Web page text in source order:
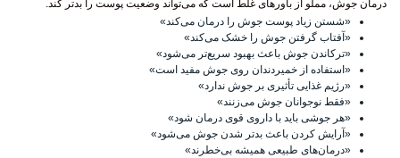
درمان جوش، مملو از باورهای غلط است که می‌تواند وضعیت پوست را بدتر کند.
«شستن زیاد پوست جوش را درمان می‌کند»
« آفتاب گرفتن جوش را خشک می‌کند»
«ترکاندن جوش باعث بهبود سریع‌تر می‌شود»
« استفاده از خمیردندان روی جوش مفید است»
«رژیم غذایی تأثیری بر جوش ندارد»
«فقط نوجوانان جوش می‌زنند»
«هر جوشی باید با داروی قوی درمان شود»
« آرایش کردن باعث بدتر شدن جوش می‌شود»
«درمان‌های طبیعی همیشه بی‌خطرند»